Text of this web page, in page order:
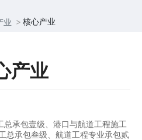
业 核心产业
产业
承包壹级、港口与航道工程施工
总承包叁级、航道工程专业承包贰